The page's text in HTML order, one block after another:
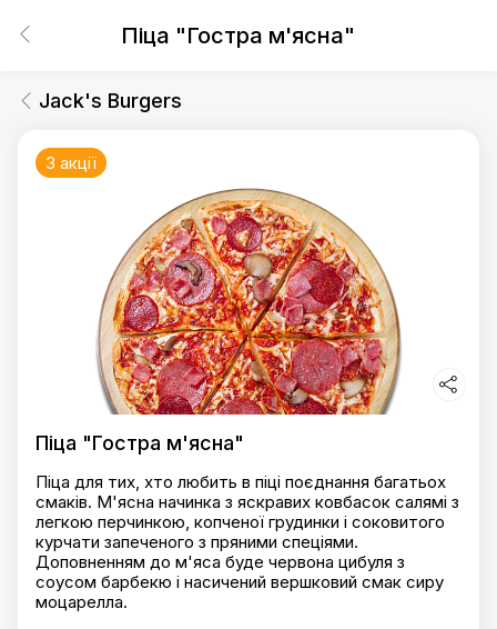
Піца "Гостра м'ясна"
Jack's Burgers
3 акції
Піца "Гостра м'ясна"
Піца для тих, хто любить в піці поєднання багатьох
смаків. М'ясна начинка з яскравих ковбасок cалямі з
легкою перчинкою, копченої грудинки і соковитого
курчати запеченого з пряними спеціями.
Доповненням до м'яса буде червона цибуля з
соусом барбекю і насичений вершковий смак сиру
моцарелла.